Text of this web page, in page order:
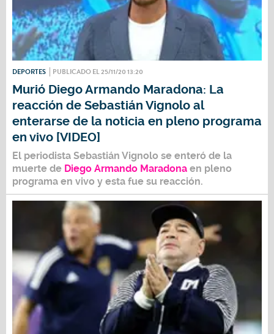
DEPORTES PUBLICADO EL 25/11/20 13:20
Murió Diego Armando Maradona: La
reacción de Sebastián Vignolo al
enterarse de la noticia en pleno programa
en vivo [VIDEO]
El periodista Sebastián Vignolo se enteró de la
muerte de Diego Armando Maradona en pleno
programa en vivo y esta fue su reacción.